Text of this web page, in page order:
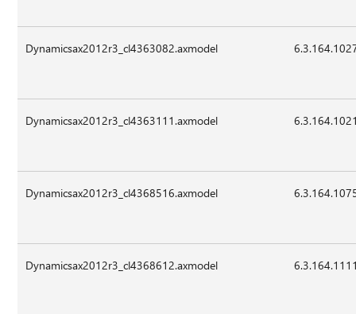
Dynamicsax2012r3_cl4363082.axmodel
Dynamicsax2012r3_cl4363111.axmodel
Dynamicsax2012r3_cl4368516.axmodel
Dynamicsax2012r3_cl4368612.axmodel